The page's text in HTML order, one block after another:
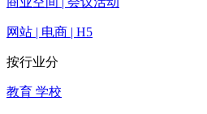
网站 | 电商 | H5
按行业分
教育 学校